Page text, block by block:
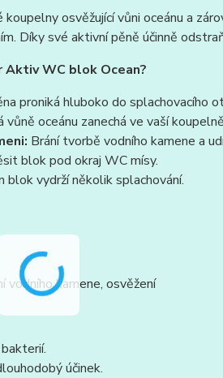
osvěžující vůni oceánu a
Díky své aktivní pěně účinně
WC blok Ocean?
proniká hluboko do splachovacího
vůně oceánu zanechá ve vaší
Brání tvorbě vodního kamene a
blok pod okraj WC mísy.
blok vydrží několik splachování.
vodního kamene, osvěžení
účinek.